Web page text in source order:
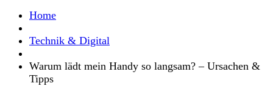
Home
Technik & Digital
Warum lädt mein Handy so langsam? – Ursachen &
Tipps